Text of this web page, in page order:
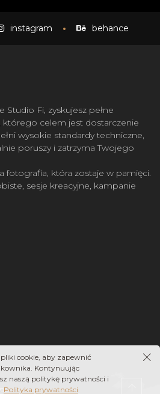
instagram behance
Studio Fi, zyskujesz pełne
którego celem jest dostarczenie
wysokie standardy techniczne,
poruszy i zatrzyma Twojego
fotografia, która zostaje w pamięci.
sesje kreacyjne, kampanie
cookie, aby zapewnić
Kontynuując
naszą politykę prywatności i
Polityka prywatności